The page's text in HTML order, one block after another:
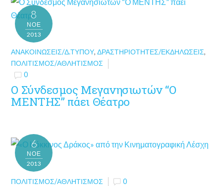
8
ΝΟΈ
2013
ΑΝΑΚΟΙΝΏΣΕΙΣ/Δ.ΤΎΠΟΥ,ΔΡΑΣΤΗΡΙΌΤΗΤΕΣ/ΕΚΔΗΛΏΣΕΙΣ,
ΠΟΛΙΤΙΣΜΌΣ/ΑΘΛΗΤΙΣΜΌΣ
0
Ο Σύνδεσμος Μεγανησιωτών “Ο
ΜΕΝΤΗΣ” πάει Θέατρο
6
ΝΟΈ
2013
ΠΟΛΙΤΙΣΜΌΣ/ΑΘΛΗΤΙΣΜΌΣ 0